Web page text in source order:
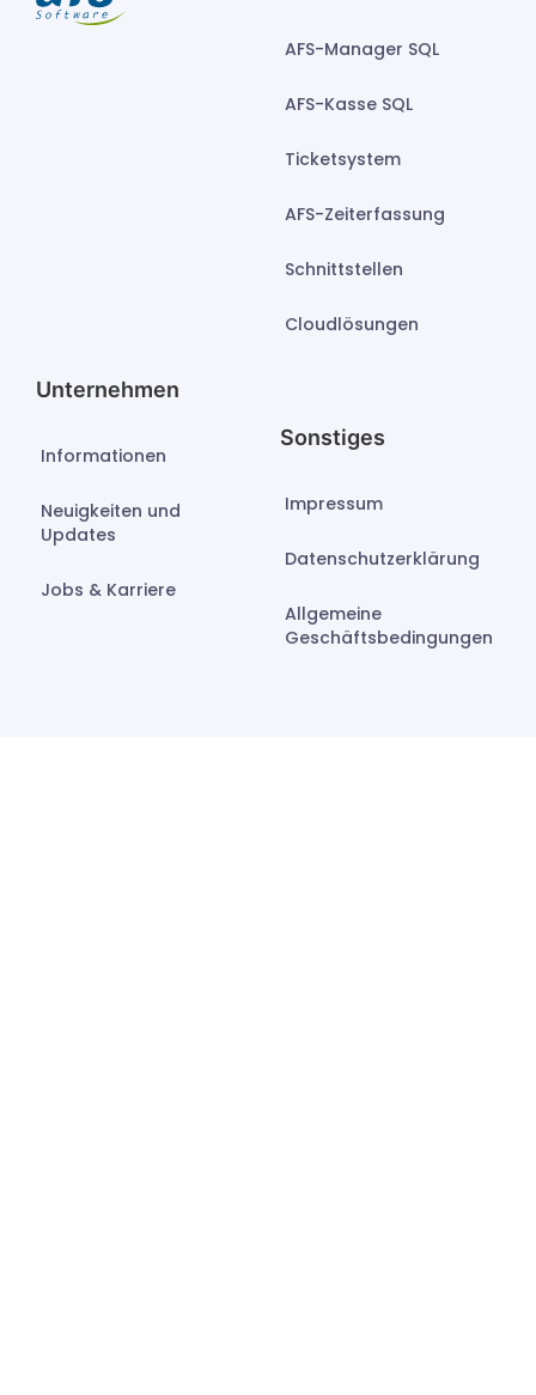
AFS-Manager SQL
AFS-Kasse SQL
Ticketsystem
AFS-Zeiterfassung
Schnittstellen
Cloudlösungen
Unternehmen
Informationen
Neuigkeiten und
Updates
Jobs & Karriere
Sonstiges
Impressum
Datenschutzerklärung
Allgemeine
Geschäftsbedingungen